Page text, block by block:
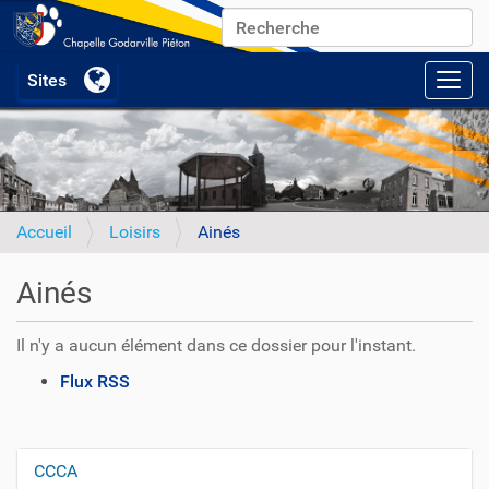
Chercher par
Recherche avancée…
Accueil Loisirs Ainés
Ainés
Il n'y a aucun élément dans ce dossier pour l'instant.
Flux RSS
N
CCCA